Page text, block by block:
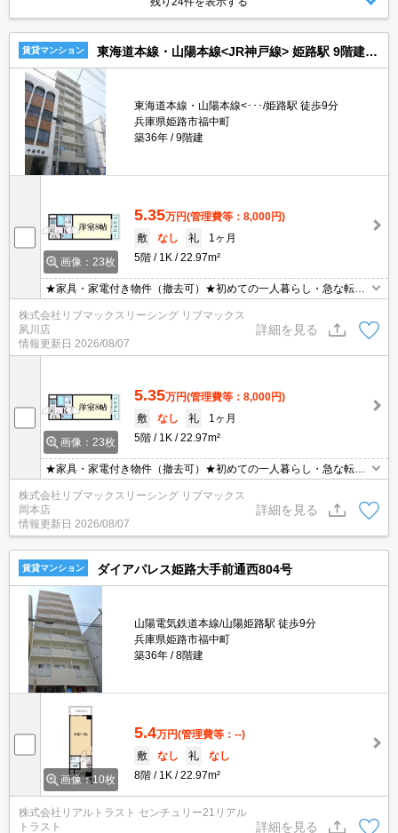
賃貸マンション 東海道本線・山陽本線<JR神戸線> 姫路駅 9階建 築36年
東海道本線・山陽本線<･･･/姫路駅 徒歩9分
兵庫県姫路市福中町
築36年
9階建
画像：23枚
5.35万円(管理費等：8,000円)
敷
なし 礼
1ヶ月
5階
1K 22.97m²
★家具・家電付き物件（撤去可）★初めての一人暮らし・急な転勤
などにオススメ★当社グループ管理のため諸条件相談可能となって
おり、モバイルWiFiも無料でレンタル・初期費用クレジット支払可
能です♪土日祝日は混み合いますのでお早めにご予約ください。オン
ライン内覧・契約可能な為一度も来店せずとも問題ありません♪
株式会社リブマックスリーシング リブマックス
夙川店
情報更新日 2026/08/07
詳細を見る
画像：23枚
5.35万円(管理費等：8,000円)
敷
なし 礼
1ヶ月
5階
1K 22.97m²
★家具・家電付き物件（撤去可）★初めての一人暮らし・急な転勤
などにオススメ★当社グループ管理のため諸条件相談可能となって
おり、モバイルWiFiも無料でレンタル・初期費用クレジット支払可
能です♪土日祝日は混み合いますのでお早めにご予約ください。オン
ライン内覧・契約可能な為一度も来店せずとも問題ありません♪
株式会社リブマックスリーシング リブマックス
岡本店
情報更新日 2026/08/07
詳細を見る
賃貸マンション ダイアパレス姫路大手前通西804号
山陽電気鉄道本線/山陽姫路駅 徒歩9分
兵庫県姫路市福中町
築36年
8階建
画像：10枚
5.4万円(管理費等：--)
敷
なし 礼
なし
8階
1K 22.97m²
株式会社リアルトラスト センチュリー21リアル
トラスト
詳細を見る